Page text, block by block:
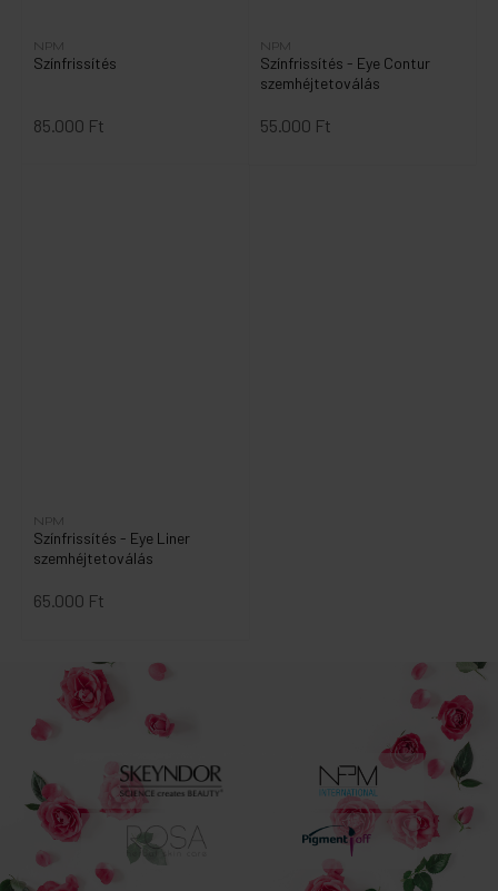
Színfrissítés
NPM
85.000 Ft
Színfrissítés - Eye Contur
szemhéjtetoválás
NPM
55.000 Ft
Színfrissítés - Eye Liner
szemhéjtetoválás
NPM
65.000 Ft